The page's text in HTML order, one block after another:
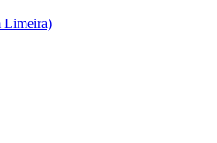
Limeira)